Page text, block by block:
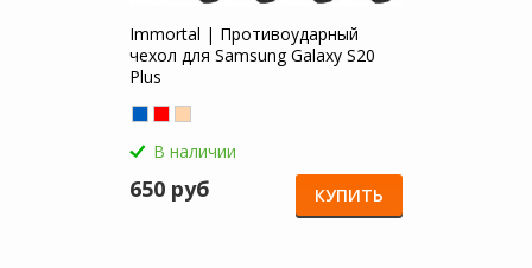
Immortal | Противоударный
чехол для Samsung Galaxy S20
Plus
В наличии
650 руб КУПИТЬ